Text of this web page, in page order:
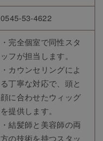
0545-53-4622
・完全個室で同性スタ
ッフが担当します。
・カウンセリングによ
る丁寧な対応で、頭と
顔に合わせたウィッグ
を提供します。
・結髪師と美容師の両
方の技術を持つスタッ